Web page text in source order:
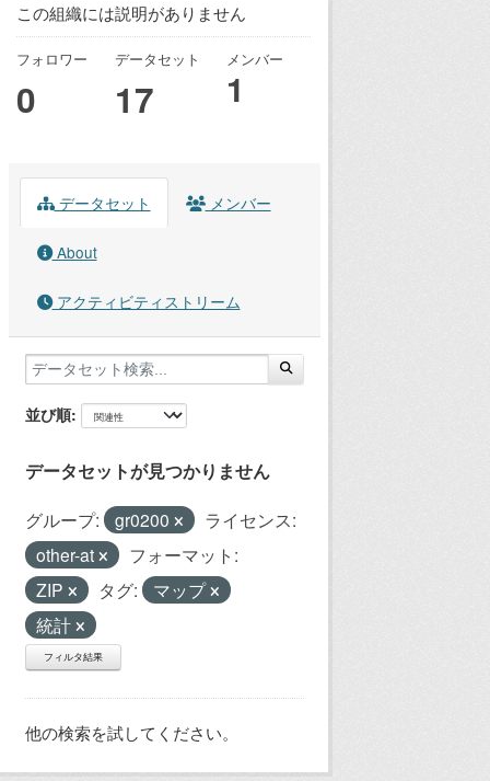
この組織には説明がありません
フォロワー
0
データセット
17
メンバー
1
データセット メンバー
About
アクティビティストリーム
並び順
データセットが見つかりません
グループ: gr0200
ライセンス:
other-at
フォーマット:
ZIP
タグ:
マップ
統計
フィルタ結果
他の検索を試してください。